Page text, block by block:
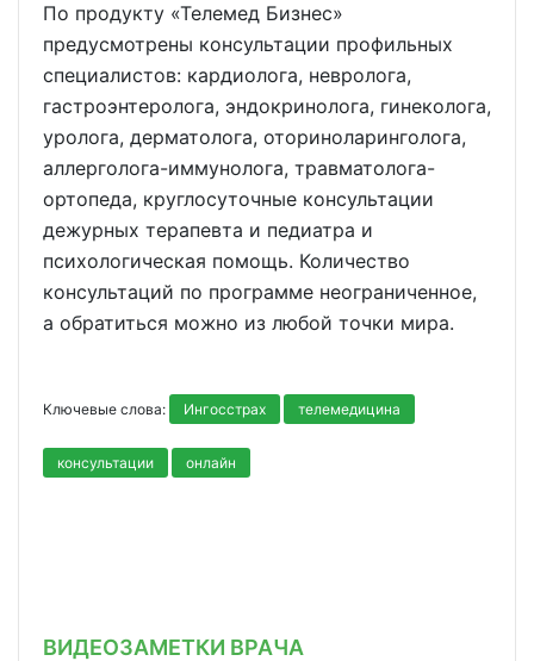
По продукту «Телемед Бизнес»
предусмотрены консультации профильных
специалистов: кардиолога, невролога,
гастроэнтеролога, эндокринолога, гинеколога,
уролога, дерматолога, оториноларинголога,
аллерголога-иммунолога, травматолога-
ортопеда, круглосуточные консультации
дежурных терапевта и педиатра и
психологическая помощь. Количество
консультаций по программе неограниченное,
а обратиться можно из любой точки мира.
Ключевые слова: Ингосстрах телемедицина
консультации онлайн
ВИДЕОЗАМЕТКИ ВРАЧА